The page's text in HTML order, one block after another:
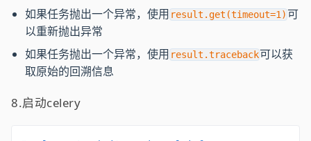
如果任务抛出一个异常，使用 result.get(timeout=1) 可
以重新抛出异常
如果任务抛出一个异常，使用 result.traceback可以获
取原始的回溯信息
8.启动celery